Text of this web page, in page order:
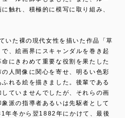
触れ、積極的に模写に取り組み、
いた裸の現代女性を描いた作品「草
、絵画界にスキャンダルを巻き起
にきわめて重要な役割を果たした
人間像に関心を寄せ、明るい色彩
れる絵を描きました。後輩である
ていませんでしたが、それらの画
派の指導者あるいは先駆者として
年冬から翌1882年にかけて、最後